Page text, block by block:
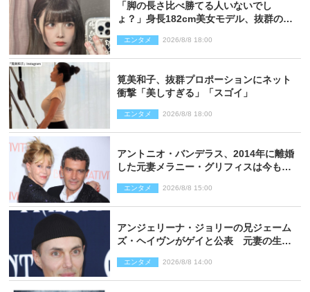
「脚の長さ比べ勝てる人いないでし
ょ？」身長182cm美女モデル、抜群のプ
エンタメ 2026/8/8 18:00
筧美和子、抜群プロポーションにネット
衝撃「美しすぎる」「スゴイ」
エンタメ 2026/8/8 18:00
アントニオ・バンデラス、2014年に離婚
した元妻メラニー・グリフィスは今も
エンタメ 2026/8/8 15:00
アンジェリーナ・ジョリーの兄ジェーム
ズ・ヘイヴンがゲイと公表 元妻の生配
エンタメ 2026/8/8 14:00